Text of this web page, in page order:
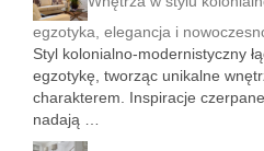
egzotyka, elegancja i
Styl kolonialno-modernistyczny
egzotykę, tworząc unikalne
charakterem. Inspiracje
nadają …